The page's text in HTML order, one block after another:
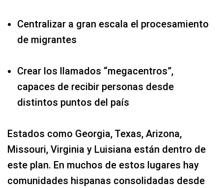
Centralizar a gran escala el procesamiento
de migrantes
Crear los llamados “megacentros”,
capaces de recibir personas desde
distintos puntos del país
Estados como Georgia, Texas, Arizona,
Missouri, Virginia y Luisiana están dentro de
este plan. En muchos de estos lugares hay
comunidades hispanas consolidadas desde